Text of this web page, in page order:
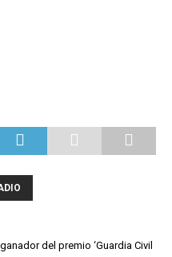
del premio ‘Guardia Civil